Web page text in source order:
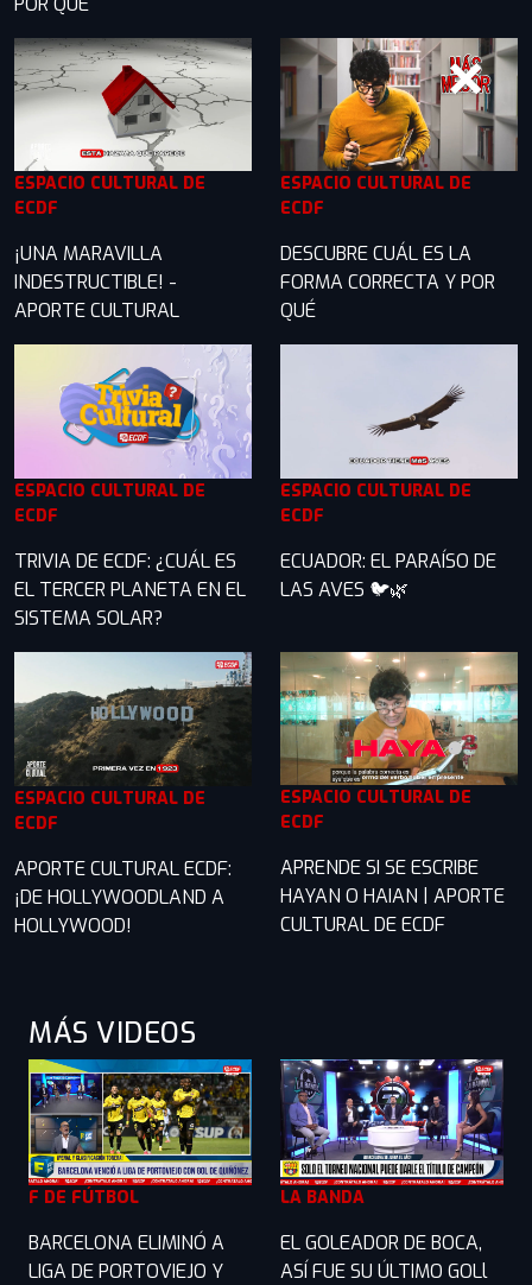
ESPACIO CULTURAL DE
ECDF
¡UNA MARAVILLA
INDESTRUCTIBLE! -
APORTE CULTURAL
ESPACIO CULTURAL DE
ECDF
DESCUBRE CUÁL ES LA
FORMA CORRECTA Y POR
QUÉ
ESPACIO CULTURAL DE
ECDF
TRIVIA DE ECDF: ¿CUÁL ES
EL TERCER PLANETA EN EL
SISTEMA SOLAR?
ESPACIO CULTURAL DE
ECDF
ECUADOR: EL PARAÍSO DE
LAS AVES 🐦🌿
ESPACIO CULTURAL DE
ECDF
APORTE CULTURAL ECDF:
¡DE HOLLYWOODLAND A
HOLLYWOOD!
ESPACIO CULTURAL DE
ECDF
APRENDE SI SE ESCRIBE
HAYAN O HAIAN | APORTE
CULTURAL DE ECDF
MÁS VIDEOS
F DE FÚTBOL
BARCELONA ELIMINÓ A
LIGA DE PORTOVIEJO Y
LA BANDA
EL GOLEADOR DE BOCA,
ASÍ FUE SU ÚLTIMO GOLl